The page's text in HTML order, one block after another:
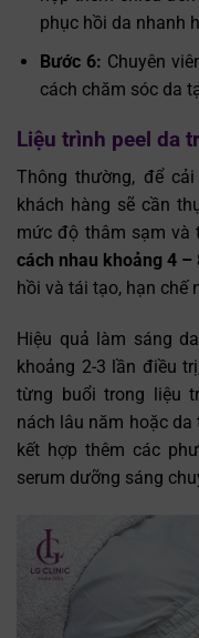
phục hồi da nhanh
Bước 6: Chuyên
cách chăm sóc da
Liệu trình peel da
Thông thường, để
khách hàng sẽ cần
mức độ thâm sạm và
cách nhau khoảng 4 –
hồi và tái tạo, hạn chế
Hiệu quả làm sáng
khoảng 2-3 lần điều
từng buổi trong liệu
nách lâu năm hoặc
kết hợp thêm các
serum dưỡng sáng